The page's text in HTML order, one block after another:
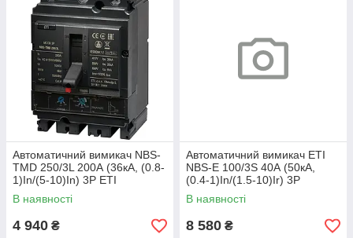
Автоматичний вимикач NBS-
TMD 250/3L 200А (36кА, (0.8-
1)In/(5-10)In) 3P ETI
В наявності
4 940 ₴
Автоматичний вимикач ETI
NBS-E 100/3S 40А (50кА,
(0.4-1)In/(1.5-10)Ir) 3P
В наявності
8 580 ₴